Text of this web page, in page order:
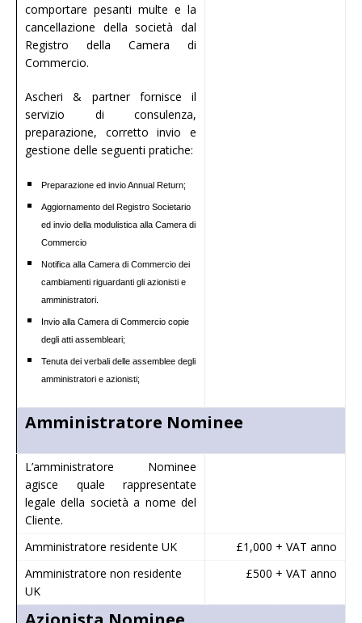
comportare pesanti multe e la
cancellazione della società dal
Registro della Camera di
Commercio.
Ascheri & partner fornisce il
servizio di consulenza,
preparazione, corretto invio e
gestione delle seguenti pratiche:
Preparazione ed invio Annual Return;
Aggiornamento del Registro Societario
ed invio della modulistica alla Camera di
Commercio
Notifica alla Camera di Commercio dei
cambiamenti riguardanti gli azionisti e
amministratori.
Invio alla Camera di Commercio copie
degli atti assembleari;
Tenuta dei verbali delle assemblee degli
amministratori e azionisti;
Amministratore Nominee
L’amministratore Nominee
agisce quale rappresentate
legale della società a nome del
Cliente.
Amministratore residente UK
£1,000 + VAT anno
Amministratore non residente
UK
£500 + VAT anno